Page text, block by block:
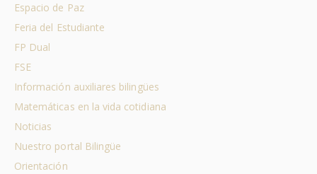
Espacio de Paz
Feria del Estudiante
FP Dual
FSE
Información auxiliares bilingües
Matemáticas en la vida cotidiana
Noticias
Nuestro portal Bilingüe
Orientación